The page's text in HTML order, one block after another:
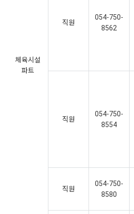
체육시설
파트
직원
054-750-
8562
직원
054-750-
8554
직원
054-750-
8580